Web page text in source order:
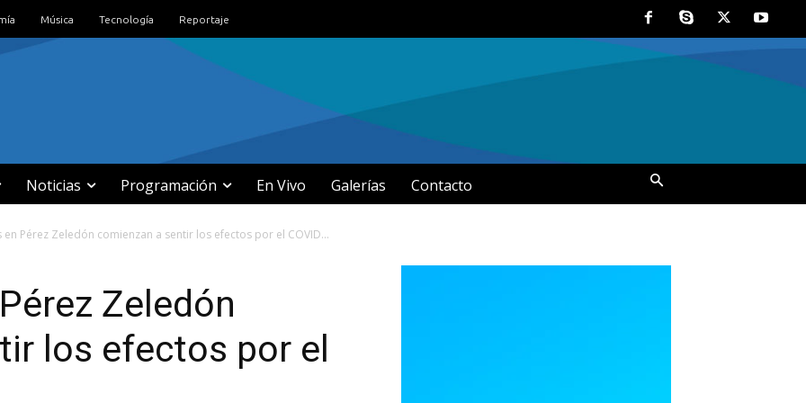
Música Tecnología Reportaje
Noticias Programación En Vivo Galerías Contacto
en Pérez Zeledón comienzan a sentir los efectos por el COVID...
Zeledón
los efectos por el